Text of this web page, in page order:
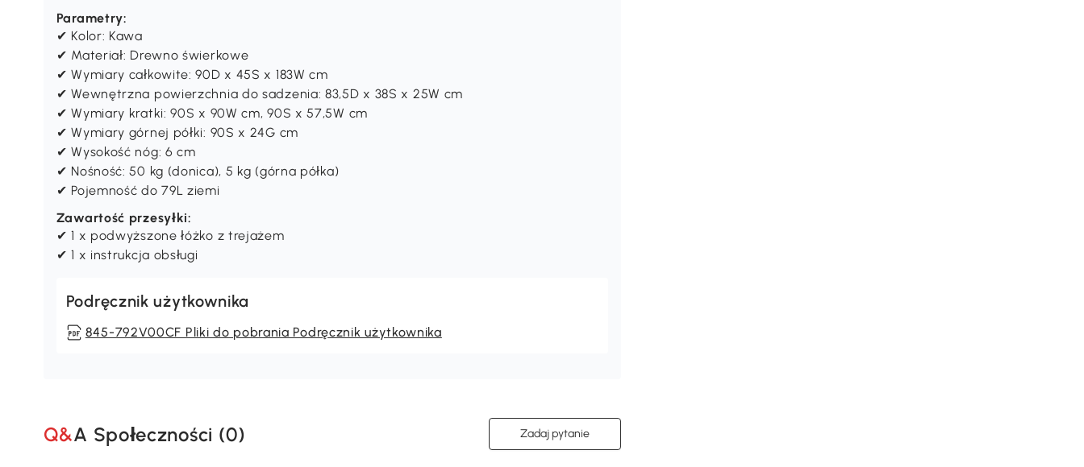
Parametry:
✔ Kolor: Kawa
✔ Materiał: Drewno świerkowe
✔ Wymiary całkowite: 90D x 45S x 183W cm
✔ Wewnętrzna powierzchnia do sadzenia: 83,5D x 38S x 25W cm
✔ Wymiary kratki: 90S x 90W cm, 90S x 57,5W cm
✔ Wymiary górnej półki: 90S x 24G cm
✔ Wysokość nóg: 6 cm
✔ Nośność: 50 kg (donica), 5 kg (górna półka)
✔ Pojemność do 79L ziemi
Zawartość przesyłki:
✔ 1 x podwyższone łóżko z trejażem
✔ 1 x instrukcja obsługi
Podręcznik użytkownika
845-792V00CF Pliki do pobrania Podręcznik użytkownika
Q&A Społeczności (0) Zadaj pytanie